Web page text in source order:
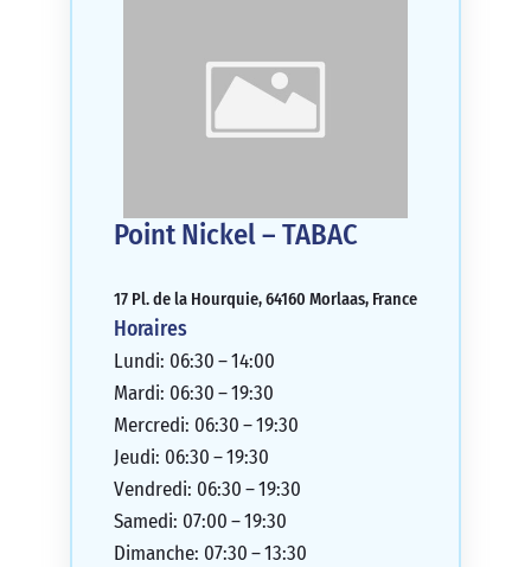
Point Nickel – TABAC
17 Pl. de la Hourquie, 64160 Morlaas, France
Horaires
Lundi: 06:30 – 14:00
Mardi: 06:30 – 19:30
Mercredi: 06:30 – 19:30
Jeudi: 06:30 – 19:30
Vendredi: 06:30 – 19:30
Samedi: 07:00 – 19:30
Dimanche: 07:30 – 13:30